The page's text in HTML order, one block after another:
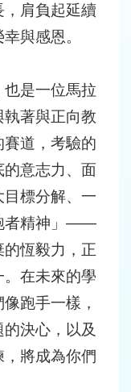
肩負起延續
與感恩。
是一位馬拉
著與正向教
道，考驗的
意志力、面
標分解、一
者精神」——
恆毅力，正
在未來的學
跑手一樣，
決心，以及
將成為你們